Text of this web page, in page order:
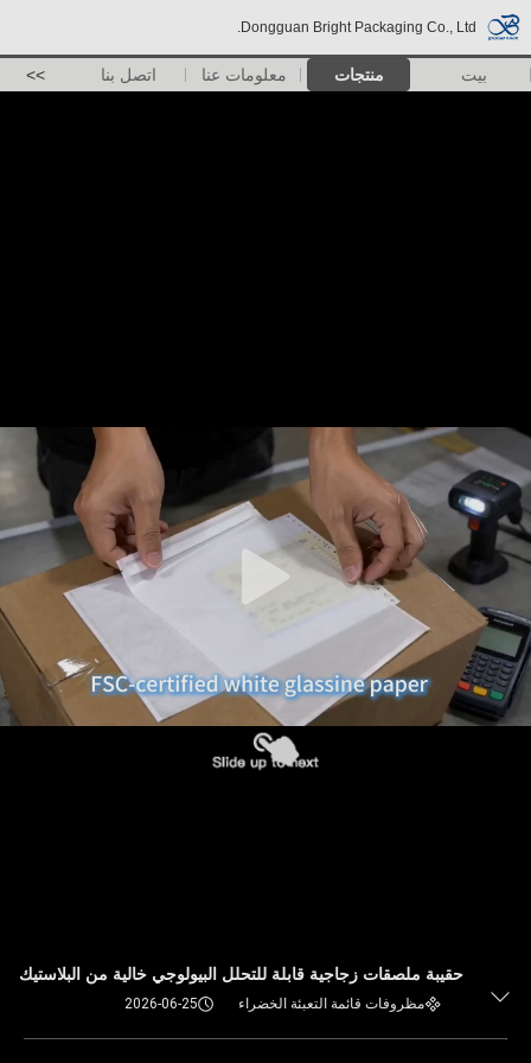
Dongguan Bright Packaging Co., Ltd.
بيت منتجات معلومات عنا اتصل بنا >>
حقيبة ملصقات زجاجية قابلة للتحلل البيولوجي خالية من البلاستيك
مظروفات قائمة التعبئة الخضراء 2026-06-25